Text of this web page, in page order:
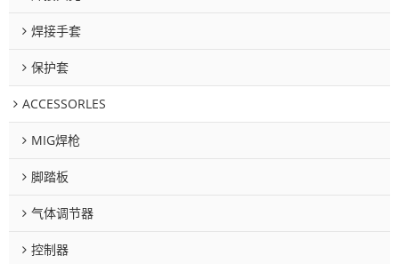
焊接手套
保护套
ACCESSORLES
MIG焊枪
脚踏板
气体调节器
控制器